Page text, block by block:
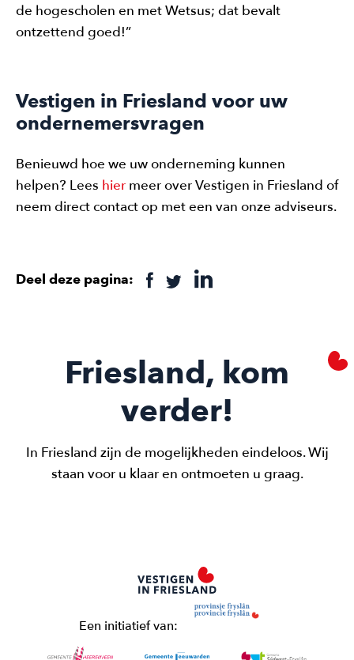
de hogescholen en met Wetsus; dat bevalt
ontzettend goed!”
Vestigen in Friesland voor uw
ondernemersvragen
Benieuwd hoe we uw onderneming kunnen
helpen? Lees hier meer over Vestigen in Friesland of
neem direct contact op met een van onze adviseurs.
Deel deze pagina:
Friesland, kom
verder!
In Friesland zijn de mogelijkheden eindeloos. Wij
staan voor u klaar en ontmoeten u graag.
Een initiatief van: